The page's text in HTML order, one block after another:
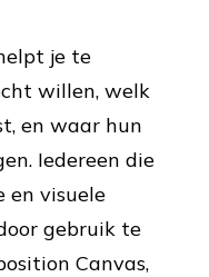
je te
willen, welk
en waar hun
Iedereen die
en visuele
gebruik te
Canvas,